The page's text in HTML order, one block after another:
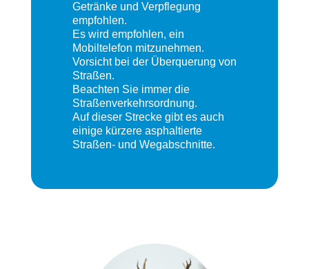
Getränke und Verpflegung
empfohlen.
Es wird empfohlen, ein
Mobiltelefon mitzunehmen.
Vorsicht bei der Überquerung von
Straßen.
Beachten Sie immer die
Straßenverkehrsordnung.
Auf dieser Strecke gibt es auch
einige kürzere asphaltierte
Straßen- und Wegabschnitte.